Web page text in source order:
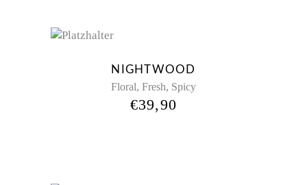
NIGHTWOOD
Floral, Fresh, Spicy
€39,90